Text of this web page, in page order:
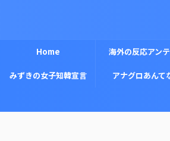
Home 海外の反応アン
みずきの女子知韓宣言 アナグロあんて